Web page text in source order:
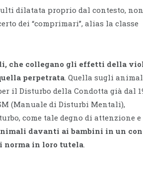
dilatata proprio dal contesto,
dei “comprimari”, alias la classe
che collegano gli effetti della
perpetrata. Quella sugli
il Disturbo della Condotta già dal
(Manuale di Disturbi Mentali),
come tale degno di attenzione e
davanti ai bambini in un
norma in loro tutela.